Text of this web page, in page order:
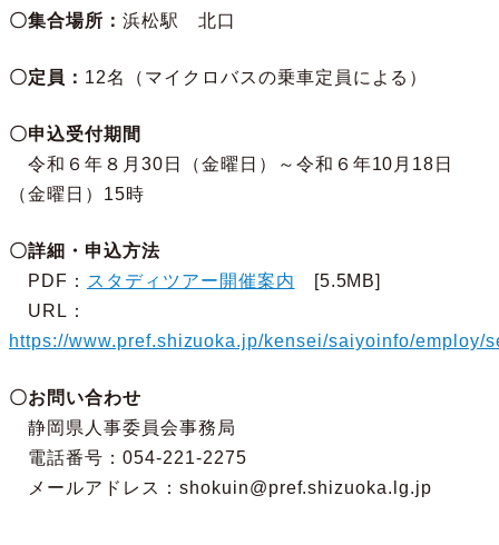
〇集合場所： 浜松駅 北口
〇定員： 12名（マイクロバスの乗車定員による）
〇申込受付期間
令和６年８月30日（金曜日）～令和６年10月18日
（金曜日）15時
〇詳細・申込方法
PDF： スタディツアー開催案内 [5.5MB]
URL：
https://www.pref.shizuoka.jp/kensei/saiyoinfo/employ/
〇お問い合わせ
静岡県人事委員会事務局
電話番号：054-221-2275
メールアドレス：shokuin@pref.shizuoka.lg.jp